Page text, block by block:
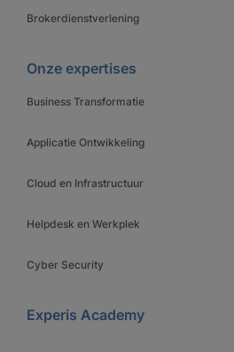
Brokerdienstverlening
Onze expertises
Business Transformatie
Applicatie Ontwikkeling
Cloud en Infrastructuur
Helpdesk en Werkplek
Cyber Security
Experis Academy